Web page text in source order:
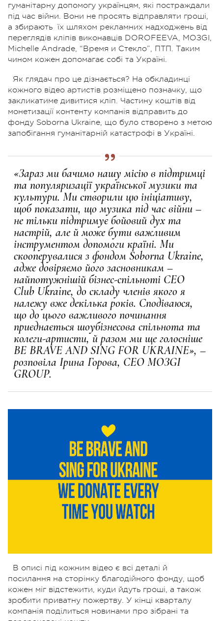
гуманітарну допомогу українцям, які постраждали
під час війни. Вони не просять відправляти гроші,
а збирають їх шляхом рекламних надходжень від
переглядів кліпів виконавців DOROFEEVA, MOЗGI,
Michelle Andrade, “Время и Стекло”, ПТП. Таким
чином кожен допомагає собі та Україні.
Як глядач про це дізнається? На обкладинці
кожного відео артистів розміщено позначку, що
закликатиме дивитися кліп. Частину коштів від
монетизації контенту компанія відправить до
фонду Soborna Ukraine, що було створено з метою
запобігання гуманітарній катастрофі в Україні.
«Зараз ми бачимо нашу місію в підтримці
та популяризації української музики та
культури. Ми створили цю ініціативу,
щоб показати, що музика під час війни –
не тільки підтримує бойовий дух та
настрій, але й може бути важливим
інструментом допомоги країні. Ми
скооперувалися з фондом Soborna Ukraine,
адже довіряємо його засновникам –
найпотужнішій бізнес-спільноті CEO
Club Ukraine, до складу членів якого я
належу вже декілька років. Сподіваюся,
що до цього важливого починання
приєднається шоубізнесова спільнота та
колеги-артисти, й разом ми ще голосніше
BE BRAVE AND SING FOR UKRAINE», –
розповіла Ірина Горова, CEO MOЗGI
GROUP.
В описі під кожним відео є всі деталі й
посилання на сторінку благодійного фонду, щоб
кожен міг відстежити, куди йдуть гроші, а також
зробити приватну пожертву. У кінці кварталу
компанія поділиться новинами про зібрані та